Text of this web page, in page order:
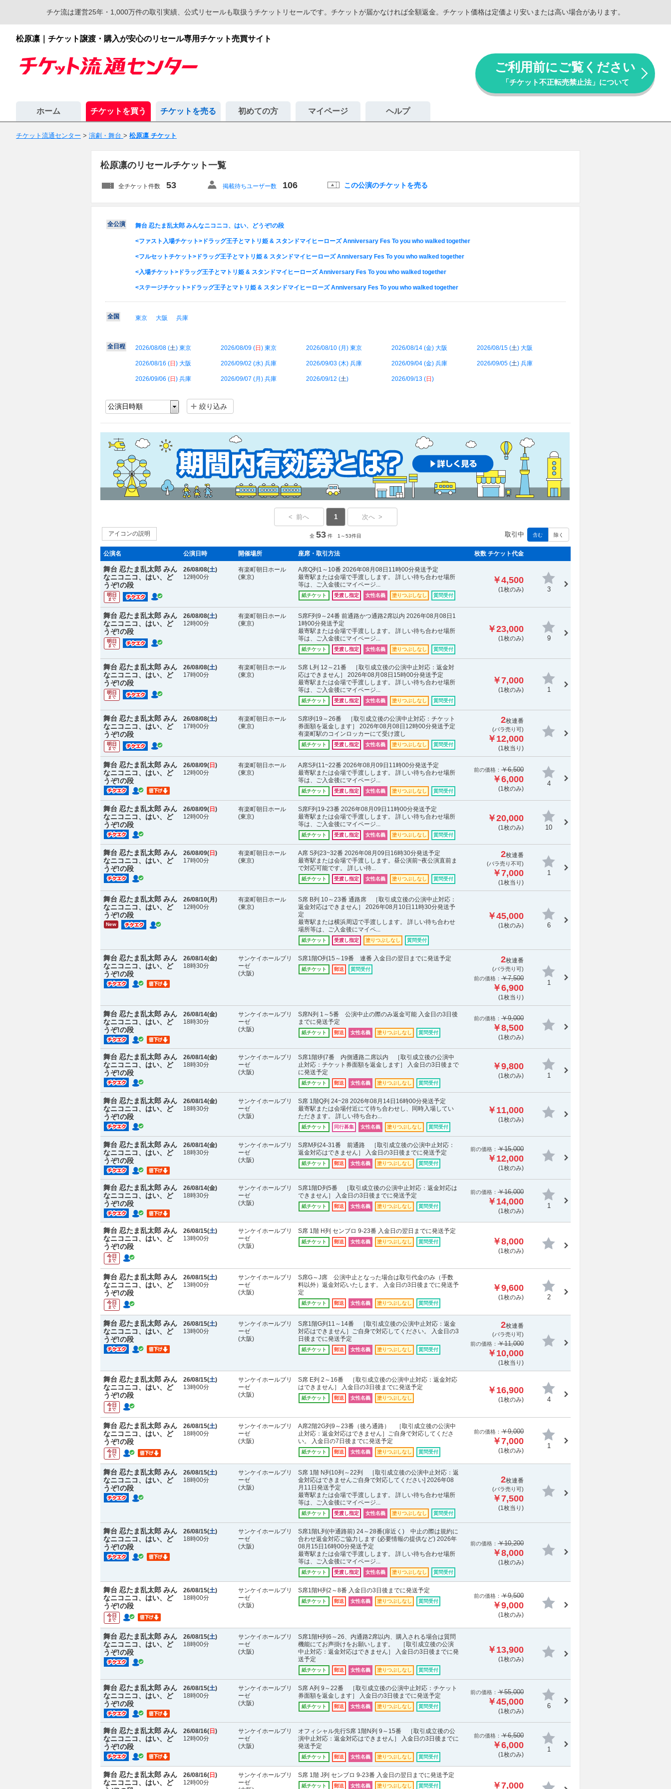
チケ流は運営25年・1,000万件の取引実績、公式リセールも取扱うチケットリセールです。チケットが届かなければ全額返金。チケット価格は定価より安いまたは高い場合があります。
松原凛｜チケット譲渡・購入が安心のリセール専用チケット売買サイト
ご利用前にご覧ください
「チケット不正転売禁止法」について
ホーム チケットを買う チケットを売る 初めての方 マイページ ヘルプ
チケット流通センター > 演劇・舞台 > 松原凛 チケット
松原凛のリセールチケット一覧
全チケット件数 53 掲載待ちユーザー数 106 この公演のチケットを売る
全公演 舞台 忍たま乱太郎 みんなニコニコ、はい、どうぞ!の段
<ファスト入場チケット>ドラッグ王子とマトリ姫 & スタンドマイヒーローズ Anniversary Fes To you who walked together
<フルセットチケット>ドラッグ王子とマトリ姫 & スタンドマイヒーローズ Anniversary Fes To you who walked together
<入場チケット>ドラッグ王子とマトリ姫 & スタンドマイヒーローズ Anniversary Fes To you who walked together
<ステージチケット>ドラッグ王子とマトリ姫 & スタンドマイヒーローズ Anniversary Fes To you who walked together
全国 東京 大阪 兵庫
全日程 2026/08/08 (土) 東京 2026/08/09 (日 ) 東京 2026/08/10 (月 ) 東京 2026/08/14 (金) 大阪 2026/08/15 (土) 大阪
2026/08/16 (日 ) 大阪 2026/09/02 (水) 兵庫 2026/09/03 (木) 兵庫 2026/09/04 (金) 兵庫 2026/09/05 (土) 兵庫
2026/09/06 (日 ) 兵庫 2026/09/07 (月 ) 兵庫 2026/09/12 (土) 2026/09/13 (日 )
絞り込み
アイコンの説明 取引中 含む 除く
< 前へ 1 次へ >
全 53 件 1～53件目
公演名 公演日時 開催場所 座席・取引方法 枚数 チケット代金
舞台 忍たま乱太郎 みん
なニコニコ、はい、ど
うぞ!の段
明日
まで
26/08/08(土)
12時00分
有楽町朝日ホール
(東京)
A席Q列1～10番 2026年08月08日11時00分発送予定
最寄駅または会場で手渡しします。 詳しい待ち合わせ場所
等は、ご入金後にマイページ...
紙チケット 受渡し指定 女性名義 塗りつぶしなし 質問受付
￥4,500
(1枚のみ) 3
舞台 忍たま乱太郎 みん
なニコニコ、はい、ど
うぞ!の段
明日
まで
26/08/08(土)
12時00分
有楽町朝日ホール
(東京)
S席F列9～24番 前通路かつ通路2席以内 2026年08月08日1
1時00分発送予定
最寄駅または会場で手渡しします。 詳しい待ち合わせ場所
等は、ご入金後にマイページ...
紙チケット 受渡し指定 女性名義 塗りつぶしなし 質問受付
￥23,000
(1枚のみ) 9
舞台 忍たま乱太郎 みん
なニコニコ、はい、ど
うぞ!の段
明日
まで
26/08/08(土)
17時00分
有楽町朝日ホール
(東京)
S席 L列 12～21番 ［取引成立後の公演中止対応：返金対
応はできません］ 2026年08月08日15時00分発送予定
最寄駅または会場で手渡しします。 詳しい待ち合わせ場所
等は、ご入金後にマイページ...
紙チケット 受渡し指定 女性名義 塗りつぶしなし 質問受付
￥7,000
(1枚のみ) 1
舞台 忍たま乱太郎 みん
なニコニコ、はい、ど
うぞ!の段
明日
まで
26/08/08(土)
17時00分
有楽町朝日ホール
(東京)
S席I列19～26番 ［取引成立後の公演中止対応：チケット
券面額を返金します］ 2026年08月08日12時00分発送予定
有楽町駅のコインロッカーにて受け渡し
紙チケット 受渡し指定 女性名義 塗りつぶしなし 質問受付
2枚連番
(バラ売り可)
￥12,000
(1枚当り)
舞台 忍たま乱太郎 みん
なニコニコ、はい、ど
うぞ!の段
26/08/09( 日 )
12時00分
有楽町朝日ホール
(東京)
A席S列11~22番 2026年08月09日11時00分発送予定
最寄駅または会場で手渡しします。 詳しい待ち合わせ場所
等は、ご入金後にマイページ...
紙チケット 受渡し指定 女性名義 塗りつぶしなし 質問受付
前の価格： ￥6,500
￥6,000
(1枚のみ)
4
舞台 忍たま乱太郎 みん
なニコニコ、はい、ど
うぞ!の段
26/08/09( 日 )
12時00分
有楽町朝日ホール
(東京)
S席F列19-23番 2026年08月09日11時00分発送予定
最寄駅または会場で手渡しします。 詳しい待ち合わせ場所
等は、ご入金後にマイページ...
紙チケット 受渡し指定 女性名義 塗りつぶしなし 質問受付
￥20,000
(1枚のみ) 10
舞台 忍たま乱太郎 みん
なニコニコ、はい、ど
うぞ!の段
26/08/09( 日 )
17時00分
有楽町朝日ホール
(東京)
A席 S列23~32番 2026年08月09日16時30分発送予定
最寄駅または会場で手渡しします。昼公演前~夜公演直前ま
で対応可能です。 詳しい待...
紙チケット 受渡し指定 女性名義 塗りつぶしなし 質問受付
2枚連番
(バラ売り不可)
￥7,000
(1枚当り)
1
舞台 忍たま乱太郎 みん
なニコニコ、はい、ど
うぞ!の段
New
26/08/10(月 )
12時00分
有楽町朝日ホール
(東京)
S席 B列 10～23番 通路席 ［取引成立後の公演中止対応：
返金対応はできません］ 2026年08月10日11時30分発送予
定
最寄駅または横浜周辺で手渡しします。 詳しい待ち合わせ
場所等は、ご入金後にマイペ...
紙チケット 受渡し指定 塗りつぶしなし 質問受付
￥45,000
(1枚のみ) 6
舞台 忍たま乱太郎 みん
なニコニコ、はい、ど
うぞ!の段
26/08/14(金)
18時30分
サンケイホールブリ
ーゼ
(大阪)
S席1階O列15～19番 連番 入金日の翌日までに発送予定
紙チケット 郵送 質問受付
2枚連番
(バラ売り可)
前の価格： ￥7,500
￥6,900
(1枚当り)
1
舞台 忍たま乱太郎 みん
なニコニコ、はい、ど
うぞ!の段
26/08/14(金)
18時30分
サンケイホールブリ
ーゼ
(大阪)
S席N列 1～5番 公演中止の際のみ返金可能 入金日の3日後
までに発送予定
紙チケット 郵送 女性名義 塗りつぶしなし 質問受付
前の価格： ￥9,000
￥8,500
(1枚のみ)
舞台 忍たま乱太郎 みん
なニコニコ、はい、ど
うぞ!の段
26/08/14(金)
18時30分
サンケイホールブリ
ーゼ
(大阪)
S席1階I列7番 内側通路二席以内 ［取引成立後の公演中
止対応：チケット券面額を返金します］ 入金日の3日後まで
に発送予定
紙チケット 郵送 女性名義 塗りつぶしなし 質問受付
￥9,800
(1枚のみ) 1
舞台 忍たま乱太郎 みん
なニコニコ、はい、ど
うぞ!の段
26/08/14(金)
18時30分
サンケイホールブリ
ーゼ
(大阪)
S席 1階Q列 24~28 2026年08月14日16時00分発送予定
最寄駅または会場付近にて待ち合わせし、同時入場してい
ただきます。 詳しい待ち合わ...
紙チケット 同行募集 女性名義 塗りつぶしなし 質問受付
￥11,000
(1枚のみ)
舞台 忍たま乱太郎 みん
なニコニコ、はい、ど
うぞ!の段
26/08/14(金)
18時30分
サンケイホールブリ
ーゼ
(大阪)
S席M列24-31番 前通路 ［取引成立後の公演中止対応：
返金対応はできません］ 入金日の3日後までに発送予定
紙チケット 郵送 女性名義 塗りつぶしなし 質問受付
前の価格： ￥15,000
￥12,000
(1枚のみ)
舞台 忍たま乱太郎 みん
なニコニコ、はい、ど
うぞ!の段
26/08/14(金)
18時30分
サンケイホールブリ
ーゼ
(大阪)
S席1階D列5番 ［取引成立後の公演中止対応：返金対応は
できません］ 入金日の3日後までに発送予定
紙チケット 郵送 女性名義 塗りつぶしなし 質問受付
前の価格： ￥16,000
￥14,000
(1枚のみ)
1
舞台 忍たま乱太郎 みん
なニコニコ、はい、ど
うぞ!の段
今日
まで
26/08/15(土)
13時00分
サンケイホールブリ
ーゼ
(大阪)
S席 1階 H列 センブロ 9-23番 入金日の翌日までに発送予定
紙チケット 郵送 女性名義 塗りつぶしなし 質問受付 ￥8,000
(1枚のみ)
舞台 忍たま乱太郎 みん
なニコニコ、はい、ど
うぞ!の段
今日
まで
26/08/15(土)
13時00分
サンケイホールブリ
ーゼ
(大阪)
S席G～J席 公演中止となった場合は取引代金のみ（手数
料以外）返金対応いたします。 入金日の3日後までに発送予
定
紙チケット 郵送 女性名義 塗りつぶしなし 質問受付
￥9,600
(1枚のみ) 2
舞台 忍たま乱太郎 みん
なニコニコ、はい、ど
うぞ!の段
26/08/15(土)
13時00分
サンケイホールブリ
ーゼ
(大阪)
S席1階G列11～14番 ［取引成立後の公演中止対応：返金
対応はできません］ご自身で対応してください。 入金日の3
日後までに発送予定
紙チケット 郵送 女性名義 塗りつぶしなし 質問受付
2枚連番
(バラ売り可)
前の価格： ￥11,000
￥10,000
(1枚当り)
舞台 忍たま乱太郎 みん
なニコニコ、はい、ど
うぞ!の段
今日
まで
26/08/15(土)
13時00分
サンケイホールブリ
ーゼ
(大阪)
S席 E列 2～16番 ［取引成立後の公演中止対応：返金対応
はできません］ 入金日の3日後までに発送予定
紙チケット 郵送 女性名義 塗りつぶしなし
￥16,900
(1枚のみ) 4
舞台 忍たま乱太郎 みん
なニコニコ、はい、ど
うぞ!の段
今日
まで
26/08/15(土)
18時00分
サンケイホールブリ
ーゼ
(大阪)
A席2階2G列9～23番（後ろ通路） ［取引成立後の公演中
止対応：返金対応はできません］ご自身で対応してくださ
い。 入金日の7日後までに発送予定
紙チケット 郵送 女性名義 塗りつぶしなし 質問受付
前の価格： ￥9,000
￥7,000
(1枚のみ)
1
舞台 忍たま乱太郎 みん
なニコニコ、はい、ど
うぞ!の段
26/08/15(土)
18時00分
サンケイホールブリ
ーゼ
(大阪)
S席 1階 N列10列～22列 ［取引成立後の公演中止対応：返
金対応はできませんご自身で対応してください] 2026年08
月11日発送予定
最寄駅または会場で手渡しします。 詳しい待ち合わせ場所
等は、ご入金後にマイページ...
紙チケット 受渡し指定 女性名義 塗りつぶしなし 質問受付
2枚連番
(バラ売り可)
￥7,500
(1枚当り)
舞台 忍たま乱太郎 みん
なニコニコ、はい、ど
うぞ!の段
26/08/15(土)
18時00分
サンケイホールブリ
ーゼ
(大阪)
S席1階L列(中通路前) 24～28番(扉近く) 中止の際は規約に
合わせ返金対応ご協力します (必要情報の提供など) 2026年
08月15日16時00分発送予定
最寄駅または会場で手渡しします。 詳しい待ち合わせ場所
等は、ご入金後にマイページ...
紙チケット 受渡し指定 女性名義 塗りつぶしなし 質問受付
前の価格： ￥10,200
￥8,000
(1枚のみ)
舞台 忍たま乱太郎 みん
なニコニコ、はい、ど
うぞ!の段
今日
まで
26/08/15(土)
18時00分
サンケイホールブリ
ーゼ
(大阪)
S席1階H列2～8番 入金日の3日後までに発送予定
紙チケット 郵送 女性名義 塗りつぶしなし 質問受付
前の価格： ￥9,500
￥9,000
(1枚のみ)
舞台 忍たま乱太郎 みん
なニコニコ、はい、ど
うぞ!の段
26/08/15(土)
18時00分
サンケイホールブリ
ーゼ
(大阪)
S席1階H列6～26、内通路2席以内、購入される場合は質問
機能にてお声掛けをお願いします。 ［取引成立後の公演
中止対応：返金対応はできません］ 入金日の3日後までに発
送予定
紙チケット 郵送 女性名義 塗りつぶしなし 質問受付
￥13,900
(1枚のみ)
舞台 忍たま乱太郎 みん
なニコニコ、はい、ど
うぞ!の段
26/08/15(土)
18時00分
サンケイホールブリ
ーゼ
(大阪)
S席 A列 9～22番 ［取引成立後の公演中止対応：チケット
券面額を返金します］ 入金日の3日後までに発送予定
紙チケット 郵送 女性名義 塗りつぶしなし 質問受付
前の価格： ￥55,000
￥45,000
(1枚のみ)
6
舞台 忍たま乱太郎 みん
なニコニコ、はい、ど
うぞ!の段
26/08/16( 日 )
12時00分
サンケイホールブリ
ーゼ
(大阪)
オフィシャル先行S席 1階N列 9～15番 ［取引成立後の公
演中止対応：返金対応はできません］ 入金日の3日後までに
発送予定
紙チケット 郵送 女性名義 塗りつぶしなし 質問受付
前の価格： ￥6,500
￥6,000
(1枚のみ)
1
舞台 忍たま乱太郎 みん
なニコニコ、はい、ど
26/08/16( 日 )
12時00分
サンケイホールブリ
ーゼ
S席 1階 J列 センブロ 9-23番 入金日の翌日までに発送予定
紙チケット 郵送 女性名義 塗りつぶしなし 質問受付 ￥7,000